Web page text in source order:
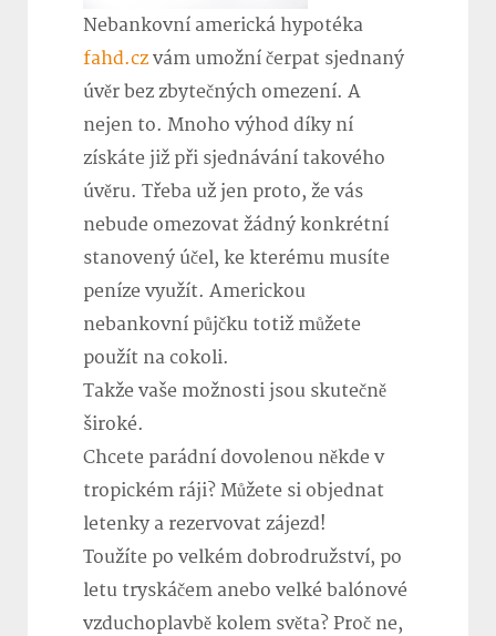
Nebankovní americká hypotéka
fahd.cz vám umožní čerpat sjednaný
úvěr bez zbytečných omezení. A
nejen to. Mnoho výhod díky ní
získáte již při sjednávání takového
úvěru. Třeba už jen proto, že vás
nebude omezovat žádný konkrétní
stanovený účel, ke kterému musíte
peníze využít. Americkou
nebankovní půjčku totiž můžete
použít na cokoli.
Takže vaše možnosti jsou skutečně
široké.
Chcete parádní dovolenou někde v
tropickém ráji? Můžete si objednat
letenky a rezervovat zájezd!
Toužíte po velkém dobrodružství, po
letu tryskáčem anebo velké balónové
vzduchoplavbě kolem světa? Proč ne,